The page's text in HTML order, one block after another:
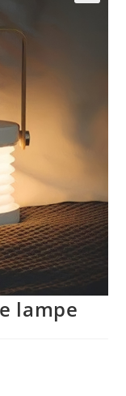
lampe